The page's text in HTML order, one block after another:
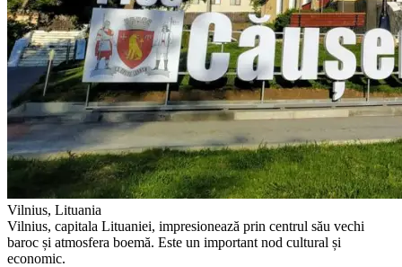
Vilnius, Lituania
Vilnius, capitala Lituaniei, impresionează prin centrul său vechi
baroc și atmosfera boemă. Este un important nod cultural și
economic.